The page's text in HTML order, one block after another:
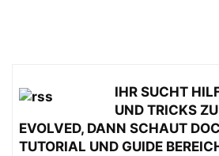
IHR SUCHT
UND TRICKS
EVOLVED, DANN SCHAUT
TUTORIAL UND GUIDE